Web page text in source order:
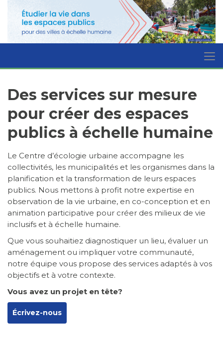
Des services sur mesure
pour créer des espaces
publics à échelle humaine
Le Centre d’écologie urbaine accompagne les
collectivités, les municipalités et les organismes dans la
planification et la transformation de leurs espaces
publics. Nous mettons à profit notre expertise en
observation de la vie urbaine, en co-conception et en
animation participative pour créer des milieux de vie
inclusifs et à échelle humaine.
Que vous souhaitiez diagnostiquer un lieu, évaluer un
aménagement ou impliquer votre communauté,
notre équipe vous propose des services adaptés à vos
objectifs et à votre contexte.
Vous avez un projet en tête?
Écrivez-nous